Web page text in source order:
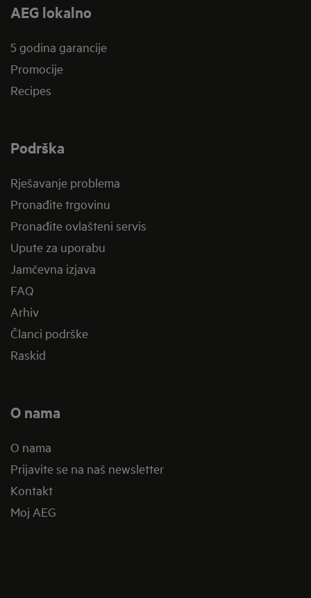
AEG lokalno
5 godina garancije
Promocije
Recipes
Podrška
Rješavanje problema
Pronađite trgovinu
Pronađite ovlašteni servis
Upute za uporabu
Jamčevna izjava
FAQ
Arhiv
Članci podrške
Raskid
O nama
O nama
Prijavite se na naš newsletter
Kontakt
Moj AEG